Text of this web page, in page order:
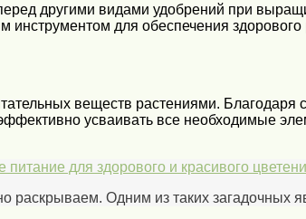
другими видами удобрений при
для обеспечения
веществ растениями. Благодаря
усваивать все необходимые
для здорового и красивого
Одним из таких загадочных